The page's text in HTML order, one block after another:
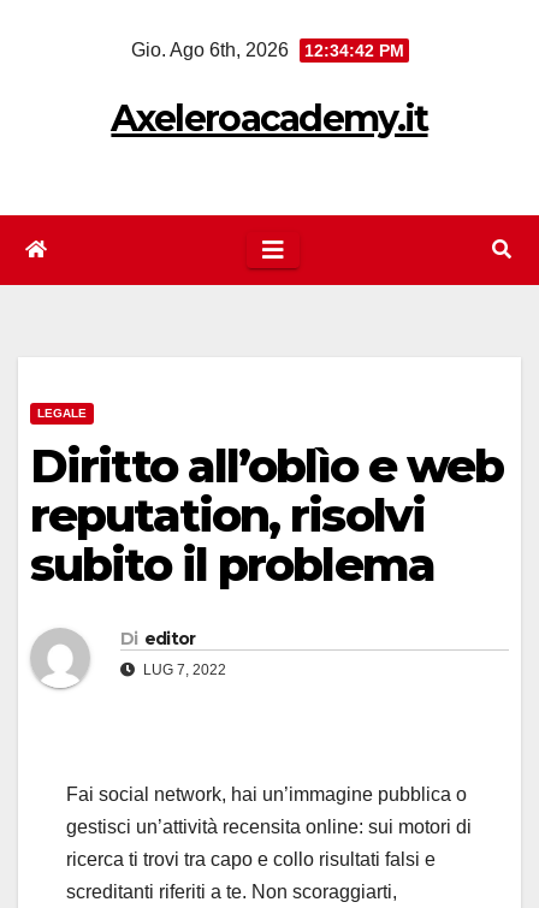
Gio. Ago 6th, 2026 12:34:42 PM
Axeleroacademy.it
LEGALE
Diritto all’oblìo e web
reputation, risolvi
subito il problema
Di editor
LUG 7, 2022
Fai social network, hai un’immagine pubblica o
gestisci un’attività recensita online: sui motori di
ricerca ti trovi tra capo e collo risultati falsi e
screditanti riferiti a te. Non scoraggiarti,